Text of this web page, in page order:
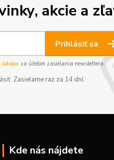
akcie a
Prihlásiť sa
údajovza účelom zasielania newslettera.
Zasielame raz za 14 dní.
Kde nás nájdete